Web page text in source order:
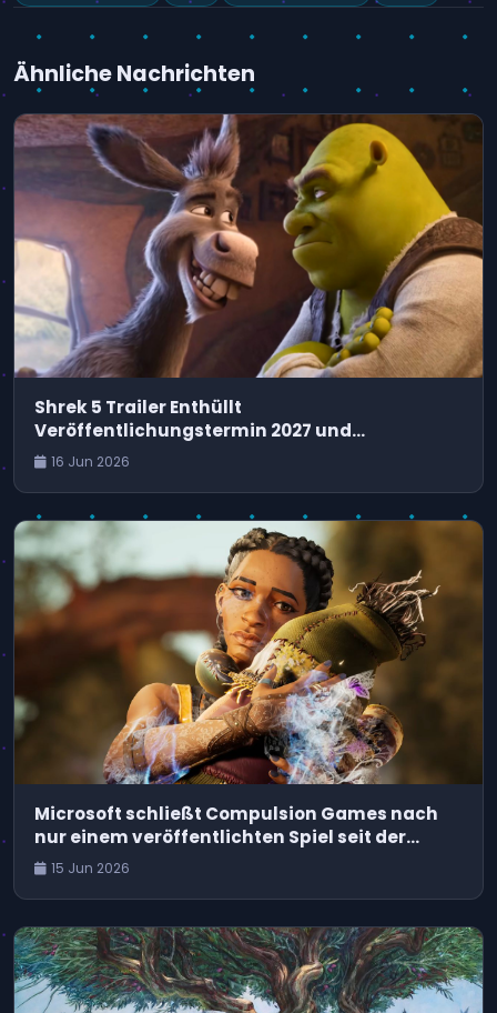
Ähnliche Nachrichten
Shrek 5 Trailer Enthüllt
Veröffentlichungstermin 2027 und
Anhaltende Disney-Auseinandersetzung
16 Jun 2026
Microsoft schließt Compulsion Games nach
nur einem veröffentlichten Spiel seit der
Übernahme
15 Jun 2026